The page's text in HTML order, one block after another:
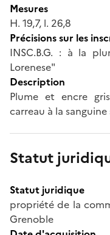
Mesures
H. 19,7, l. 26,8
Précisions sur les
INSC.B.G. : à la
Lorenese"
Description
Plume et encre
carreau à la
Statut
Statut juridique
propriété de la
Grenoble